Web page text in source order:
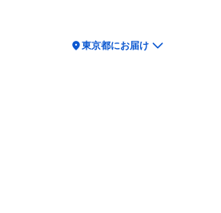
location_on東京都にお届け